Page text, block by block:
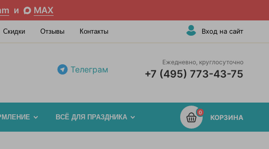
и MAX
Скидки Отзывы Контакты Вход на сайт
Телеграм
Ежедневно, круглосуточно
+7 (495) 773-43-75
0
КОРЗИНА
ВСЁ ДЛЯ ПРАЗДНИКА